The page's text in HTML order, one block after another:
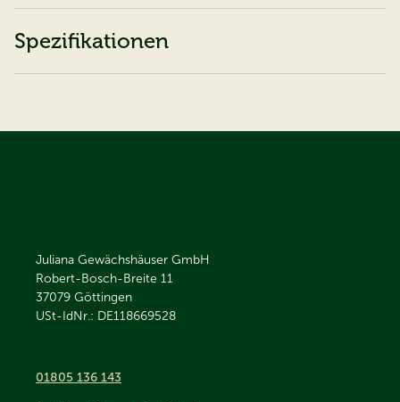
Spezifikationen
Juliana Gewächshäuser GmbH
Robert-Bosch-Breite 11
37079 Göttingen
USt-IdNr.: DE118669528
01805 136 143